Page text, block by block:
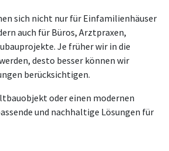
sich nicht nur für Einfamilienhäuser
auch für Büros, Arztpraxen,
Je früher wir in die
desto besser können wir
berücksichtigen.
oder einen modernen
und nachhaltige Lösungen für